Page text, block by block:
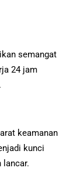
semangat
24 jam
keamanan
kunci
lancar.